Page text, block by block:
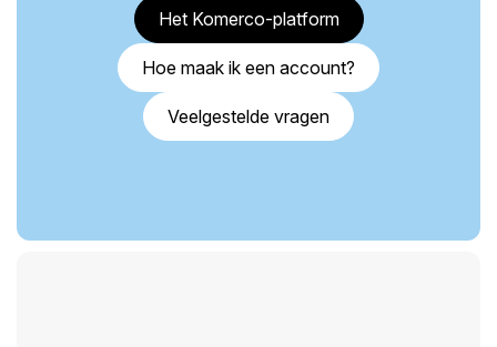
Het Komerco-platform
Hoe maak ik een account?
Veelgestelde vragen